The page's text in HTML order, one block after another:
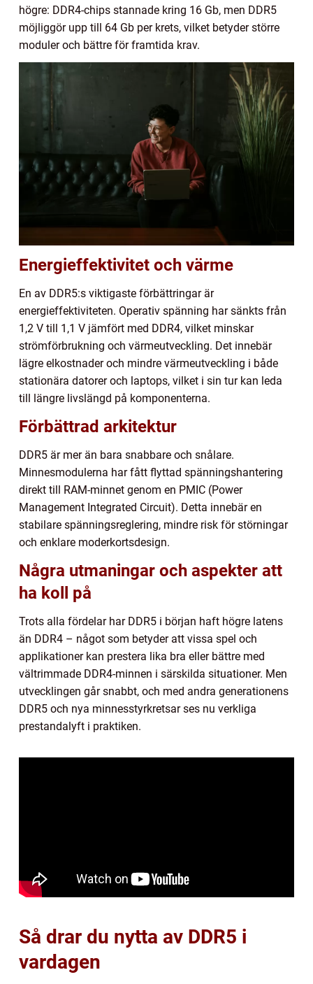
högre: DDR4-chips stannade kring 16 Gb, men DDR5
möjliggör upp till 64 Gb per krets, vilket betyder större
moduler och bättre för framtida krav.
Energieffektivitet och värme
En av DDR5:s viktigaste förbättringar är
energieffektiviteten. Operativ spänning har sänkts från
1,2 V till 1,1 V jämfört med DDR4, vilket minskar
strömförbrukning och värmeutveckling. Det innebär
lägre elkostnader och mindre värmeutveckling i både
stationära datorer och laptops, vilket i sin tur kan leda
till längre livslängd på komponenterna.
Förbättrad arkitektur
DDR5 är mer än bara snabbare och snålare.
Minnesmodulerna har fått flyttad spänningshantering
direkt till RAM-minnet genom en PMIC (Power
Management Integrated Circuit). Detta innebär en
stabilare spänningsreglering, mindre risk för störningar
och enklare moderkortsdesign.
Några utmaningar och aspekter att
ha koll på
Trots alla fördelar har DDR5 i början haft högre latens
än DDR4 – något som betyder att vissa spel och
applikationer kan prestera lika bra eller bättre med
vältrimmade DDR4-minnen i särskilda situationer. Men
utvecklingen går snabbt, och med andra generationens
DDR5 och nya minnesstyrkretsar ses nu verkliga
prestandalyft i praktiken.
Så drar du nytta av DDR5 i
vardagen